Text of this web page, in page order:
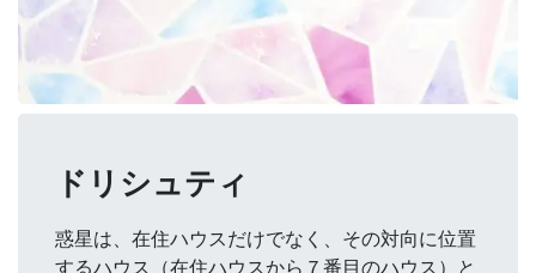
ドリシュティ
惑星は、在住ハウスだけでなく、その対向に位置
するハウス（在住ハウスから７番目のハウス）と